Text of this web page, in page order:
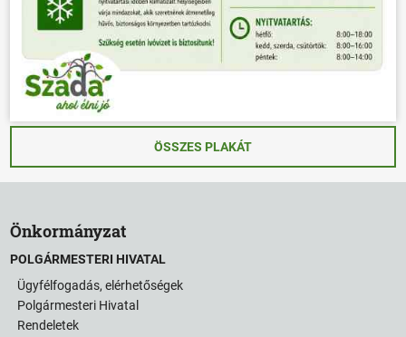
ÖSSZES PLAKÁT
Önkormányzat
POLGÁRMESTERI HIVATAL
Ügyfélfogadás, elérhetőségek
Polgármesteri Hivatal
Rendeletek